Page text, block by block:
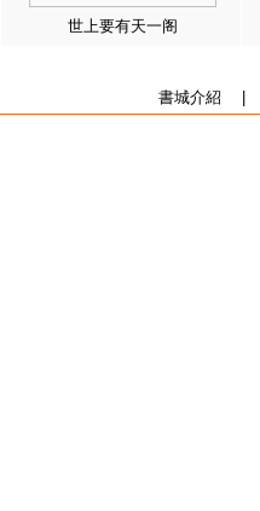
世上要有天一阁
書城介紹